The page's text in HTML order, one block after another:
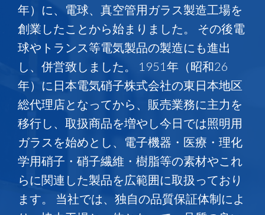
年）に、電球、真空管用ガラス製造工場を
創業したことから始まりました。 その後電
球やトランス等電気製品の製造にも進出
し、併営致しました。 1951年（昭和26
年）に日本電気硝子株式会社の東日本地区
総代理店となってから、販売業務に主力を
移行し、取扱商品を増やし今日では照明用
ガラスを始めとし、電子機器・医療・理化
学用硝子・硝子繊維・樹脂等の素材やこれ
らに関連した製品を広範囲に取扱っており
ます。 当社では、独自の品質保証体制によ